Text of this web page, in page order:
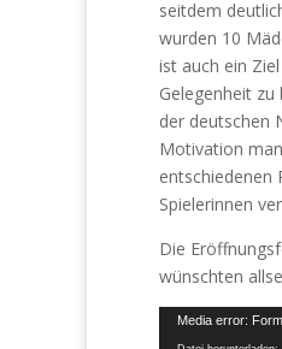
seitdem
wurden 10
ist auch ein
Gelegenheit
der deutschen
Motivation
entschiedenen
Spielerinnen
Die
wünschten
Video-
Media error: